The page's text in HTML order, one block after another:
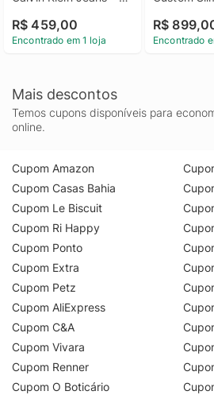
Masculina Stretch
Bordado Calvin Klein
R$ 459,00
Encontrado em 1 loja
R$
Encontrado
Mais descontos
Temos cupons disponíveis para
online.
Cupom Amazon
Cupom Casas Bahia
Cupom Le Biscuit
Cupom Ri Happy
Cupom Ponto
Cupom Extra
Cupom Petz
Cupom AliExpress
Cupom C&A
Cupom Vivara
Cupom Renner
Cupom O Boticário